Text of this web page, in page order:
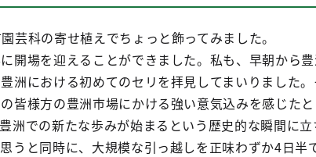
芸科の寄せ植えでちょっと飾ってみました。
開場を迎えることができました。私も、早朝から
洲における初めてのセリを拝見してまいりました
皆様方の豊洲市場にかける強い意気込みを感じた
洲での新たな歩みが始まるという歴史的な瞬間に
うと同時に、大規模な引っ越しを正味わずか4日半